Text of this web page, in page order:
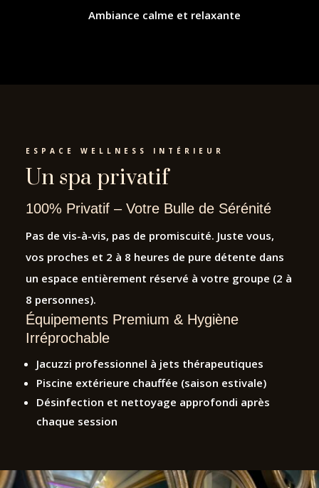
Ambiance calme et relaxante
ESPACE WELLNESS INTÉRIEUR
Un spa privatif
100% Privatif – Votre Bulle de Sérénité
Pas de vis-à-vis, pas de promiscuité. Juste vous,
vos proches et 2 à 8 heures de pure détente dans
un espace entièrement réservé à votre groupe (2 à
8 personnes).
Équipements Premium & Hygiène
Irréprochable
Jacuzzi professionnel à jets thérapeutiques
Piscine extérieure chauffée (saison estivale)
Désinfection et nettoyage approfondi après
chaque session